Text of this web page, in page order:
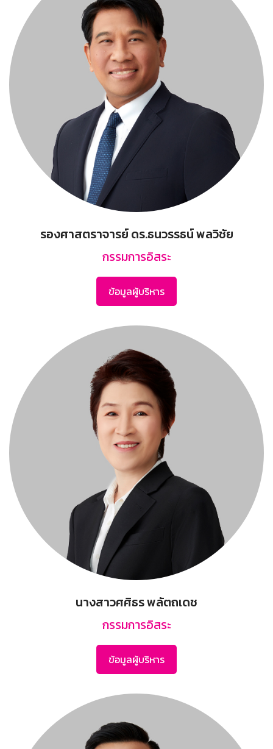
รองศาสตราจารย์ ดร.ธนวรรธน์ พลวิชัย
กรรมการอิสระ
ข้อมูลผู้บริหาร
นางสาวศศิธร พลัตถเดช
กรรมการอิสระ
ข้อมูลผู้บริหาร